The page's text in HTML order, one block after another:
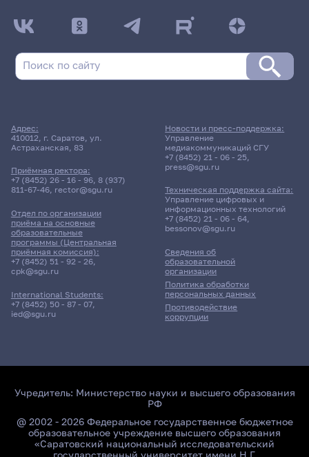
Адрес:
410012, г. Саратов, ул.
Астраханская, 83
Приёмная ректора:
+7 (8452) 26 - 16 - 96, 8 (937)
811-67-46, rector@sgu.ru
Отдел по организации
приёма на основные
образовательные
программы (Центральная
приёмная комиссия):
+7 (8452) 51 - 92 - 26,
cpk@sgu.ru
International Students:
+7 (8452) 50 - 87 - 07,
ied@sgu.ru
Сведения об
образовательной
организации
Политика обработки
персональных данных
Противодействие
коррупции
Новости и пресс-поддержка:
Управление
медиакоммуникаций СГУ
+7 (8452) 21 - 06 - 25,
press@sgu.ru
Техническая поддержка сайта:
Управление цифровых и
информационных технологий
+7 (8452) 21 - 06 - 64,
bessonov@sgu.ru
Учредитель: Министерство науки и высшего образования
РФ
@ 2002 - 2026 Федеральное государственное бюджетное
образовательное учреждение высшего образования
«Саратовский национальный исследовательский
государственный университет имени Н.Г.